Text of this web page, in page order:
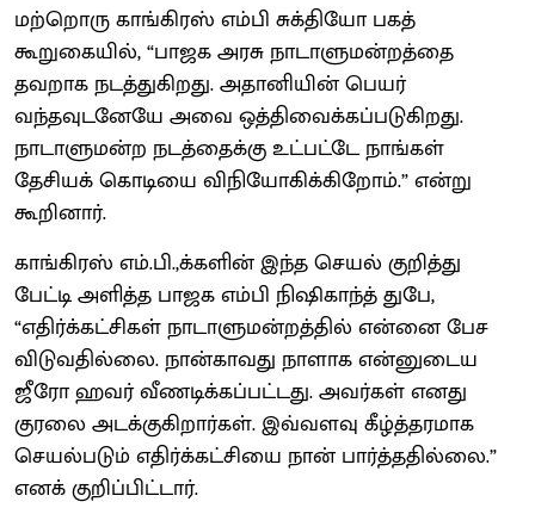
மற்றொரு காங்கிரஸ் எம்பி சுக்தியோ பகத்
கூறுகையில், “பாஜக அரசு நாடாளுமன்றத்தை
தவறாக நடத்துகிறது. அதானியின் பெயர்
வந்தவுடனேயே அவை ஒத்திவைக்கப்படுகிறது.
நாடாளுமன்ற நடத்தைக்கு உட்பட்டே நாங்கள்
தேசியக் கொடியை விநியோகிக்கிறோம்.” என்று
கூறினார்.
காங்கிரஸ் எம்.பி.,க்களின் இந்த செயல் குறித்து
பேட்டி அளித்த பாஜக எம்பி நிஷிகாந்த் துபே,
“எதிர்க்கட்சிகள் நாடாளுமன்றத்தில் என்னை பேச
விடுவதில்லை. நான்காவது நாளாக என்னுடைய
ஜீரோ ஹவர் வீணடிக்கப்பட்டது. அவர்கள் எனது
குரலை அடக்குகிறார்கள். இவ்வளவு கீழ்த்தரமாக
செயல்படும் எதிர்க்கட்சியை நான் பார்த்ததில்லை.”
எனக் குறிப்பிட்டார்.